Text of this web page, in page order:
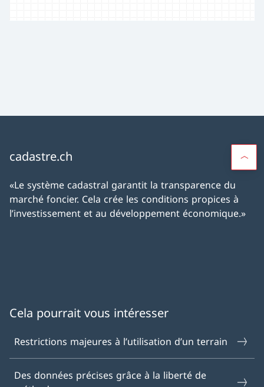
cadastre.ch
«Le système cadastral garantit la transparence du
marché foncier. Cela crée les conditions propices à
l’investissement et au développement économique.»
Cela pourrait vous intéresser
Restrictions majeures à l’utilisation d’un terrain
Des données précises grâce à la liberté de